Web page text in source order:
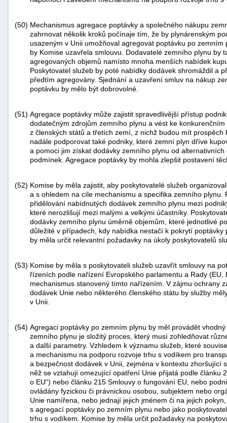
(50) Mechanismus agregace poptávky a společného nákupu
zahrnovat několik kroků počínaje tím, že by plynárenským
usazeným v Unii umožňoval agregovat poptávku po
by Komise uzavřela smlouvu. Dodavatelé zemního plynu by
agregovaných objemů namísto mnoha menších nabídek
Poskytovatel služeb by poté nabídky dodávek shromáždil a
předtím agregovány. Sjednání a uzavření smluv na nákup
poptávku by mělo být dobrovolné.
(51) Agregace poptávky může zajistit spravedlivější přístup
dodatečným zdrojům zemního plynu a vést ke
z členských států a třetích zemí, z nichž budou mít
nadále podporovat také podniky, které zemní plyn dříve
a pomoci jim získat dodávky zemního plynu od
podmínek. Agregace poptávky by mohla zlepšit postavení
(52) Komise by měla zajistit, aby poskytovatelé služeb
a s ohledem na cíle mechanismu a specifika zemního plynu.
přidělování nabídnutých dodávek zemního plynu mezi
které nerozlišují mezi malými a velkými účastníky.
dodávky zemního plynu úměrně objemům, které jednotlivé
důležité v případech, kdy nabídka nestačí k pokrytí
by měla určit relevantní požadavky na úkoly poskytovatelů
(53) Komise by měla s poskytovateli služeb uzavřít smlouvy na
řízeních podle nařízení Evropského parlamentu a Rady
mechanismus stanovený tímto nařízením. V zájmu ochrany
dodávek Unie nebo některého členského státu by služby
v Unii.
(54) Agregaci poptávky po zemním plynu by měl provádět
zemního plynu je složitý proces, který musí zohledňovat
a další parametry. Vzhledem k významu služeb, které
a mechanismu na podporu rozvoje trhu s vodíkem pro
a bezpečnost dodávek v Unii, zejména v kontextu zhoršující
něž se vztahují omezující opatření Unie přijatá podle článku
o EU“) nebo článku 215 Smlouvy o fungování EU, nebo
ovládány fyzickou či právnickou osobou, subjektem nebo
Unie namířena, nebo jednají jejich jménem či na jejich
s agregací poptávky po zemním plynu nebo jako
trhu s vodíkem. Komise by měla určit požadavky na